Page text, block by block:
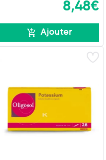
8,48€
Ajouter